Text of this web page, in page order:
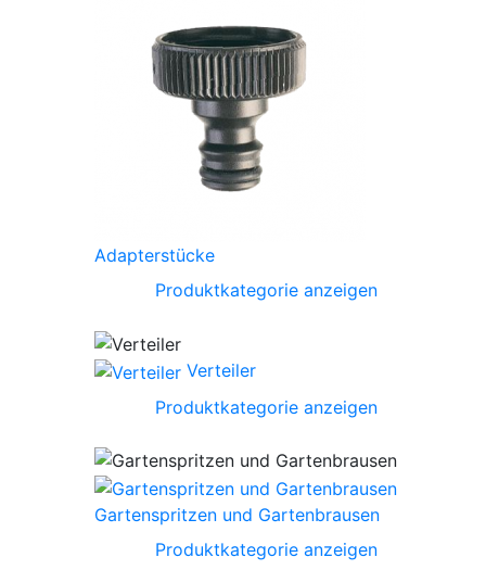
Adapterstücke
Produktkategorie anzeigen
Verteiler
Produktkategorie anzeigen
Gartenspritzen und Gartenbrausen
Produktkategorie anzeigen